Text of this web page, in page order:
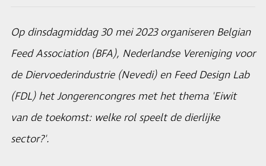
Op dinsdagmiddag 30 mei 2023 organiseren Belgian
Feed Association (BFA), Nederlandse Vereniging voor
de Diervoederindustrie (Nevedi) en Feed Design Lab
(FDL) het Jongerencongres met het thema 'Eiwit
van de toekomst: welke rol speelt de dierlijke
sector?'.